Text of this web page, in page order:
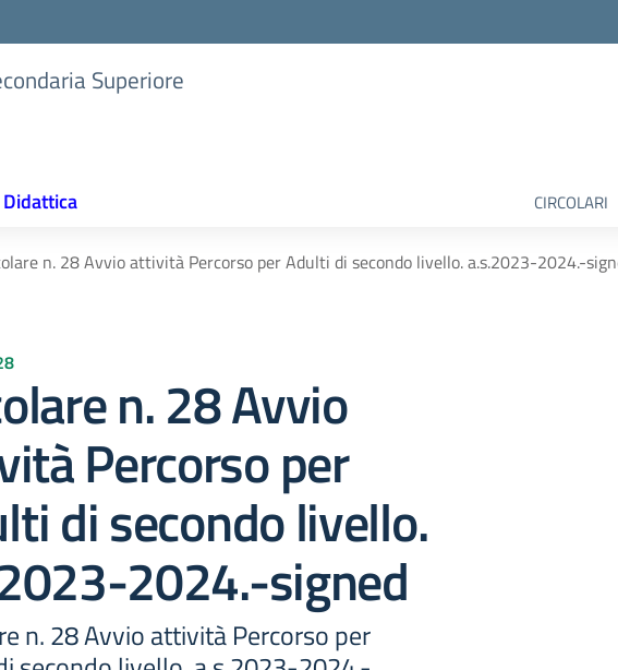
Superiore
Didattica CIRCOLARI
n. 28 Avvio attività Percorso per Adulti di secondo livello. a.s.2023-2024.-
n. 28 Avvio
Percorso per
di secondo livello.
2024.-signed
n. 28 Avvio attività Percorso per